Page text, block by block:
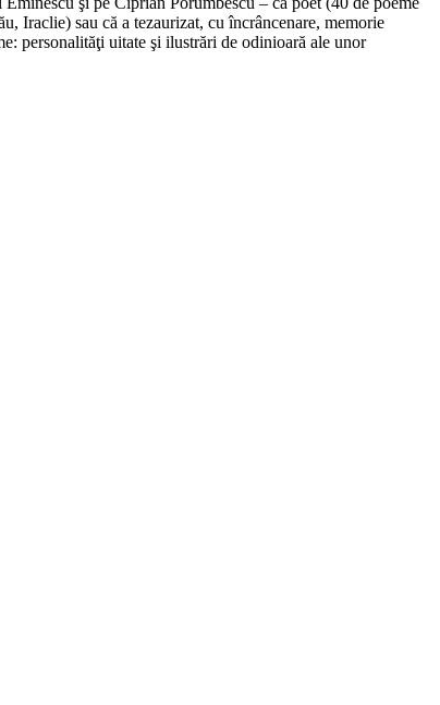
Iraclie) sau că a tezaurizat, cu încrâncenare, memorie
personalităţi uitate şi ilustrări de odinioară ale unor